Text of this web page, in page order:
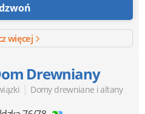
więcej
Drewniany
| Domy drewniane i altany